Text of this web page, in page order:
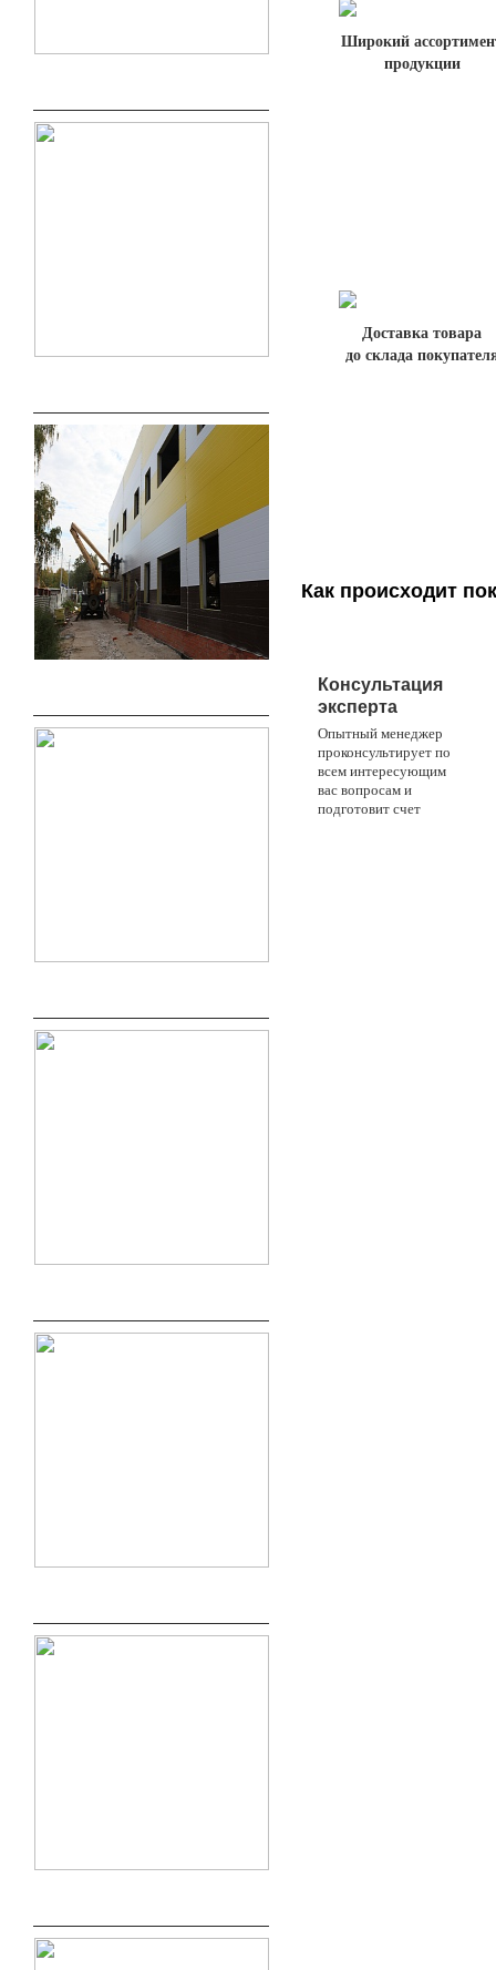
Широкий
продукции
Доставка товара
до склада
Как происходит
Консультация
эксперта
Опытный менеджер
проконсультирует по
всем интересующим
вас вопросам и
подготовит счет